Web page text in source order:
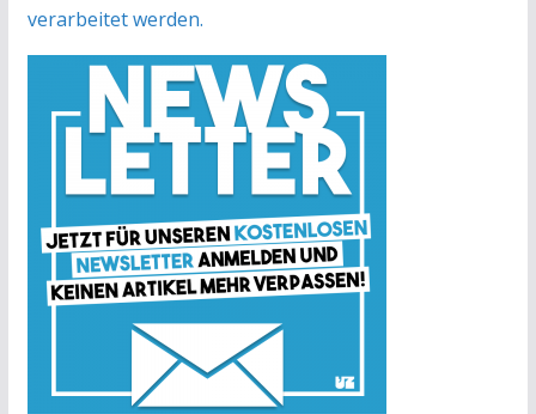
verarbeitet werden.